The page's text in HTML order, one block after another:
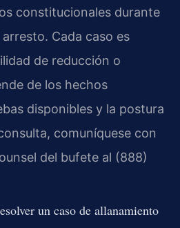
constitucionales durante
Cada caso es
de reducción o
de los hechos
disponibles y la postura
comuníquese con
del bufete al (888)
un caso de allanamiento